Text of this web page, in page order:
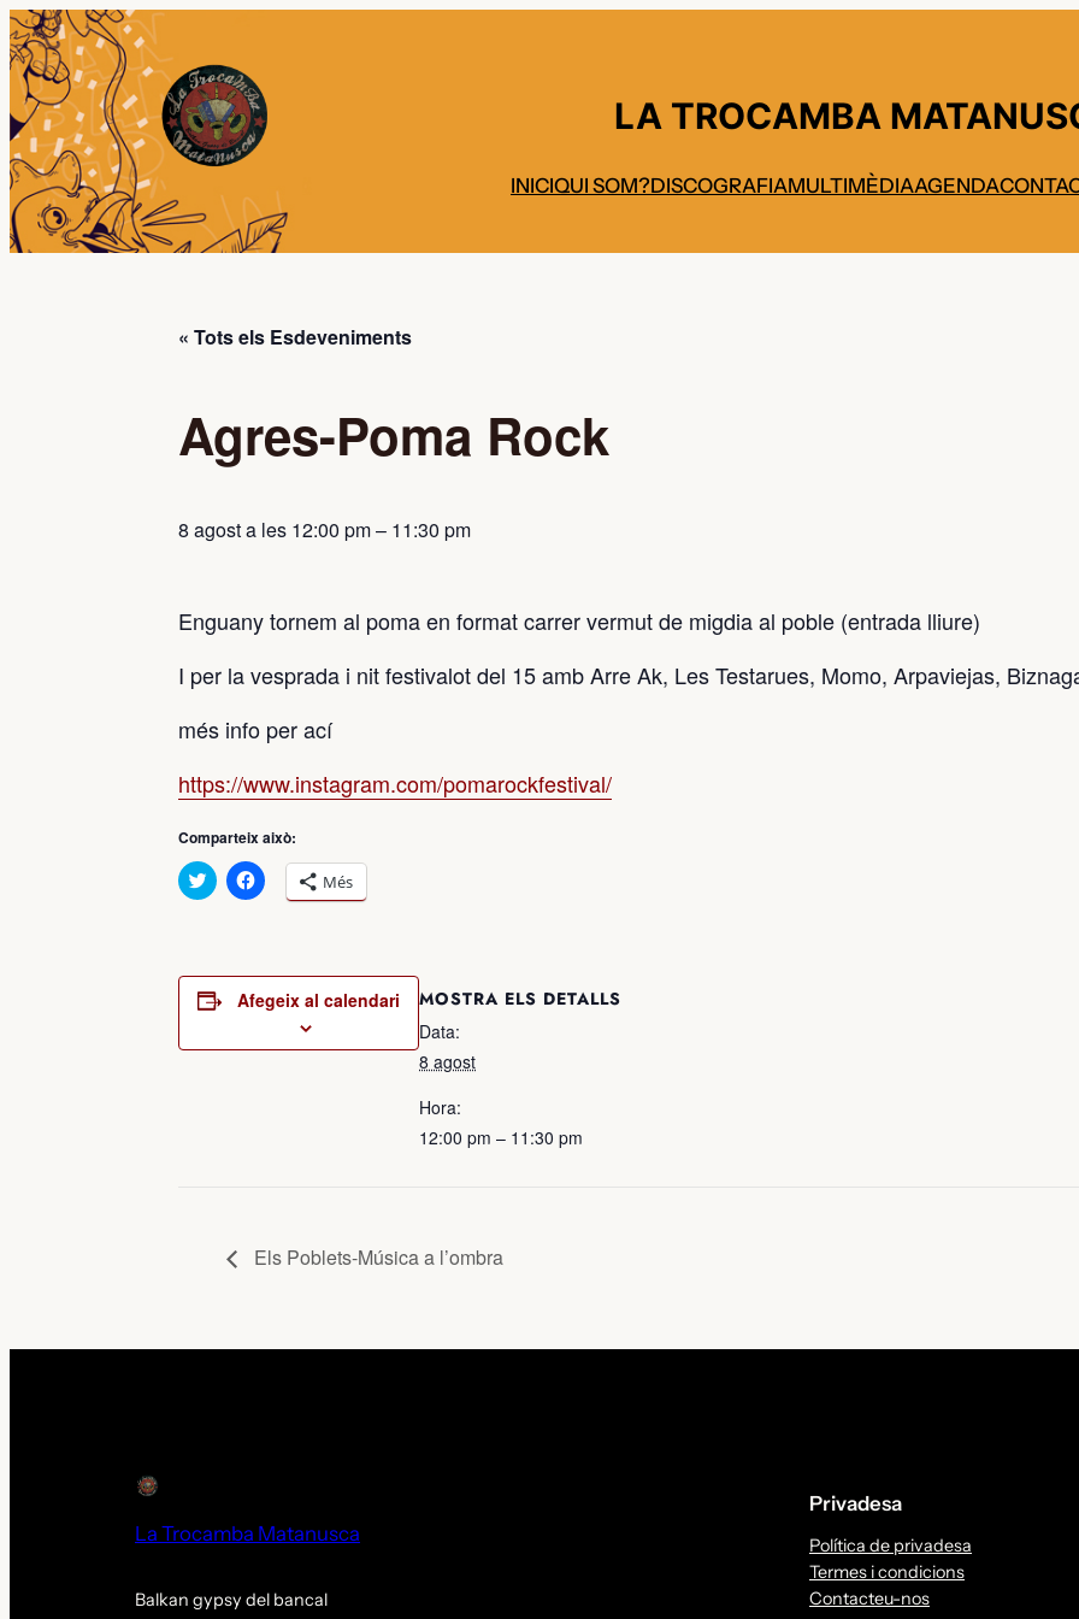
LA TROCAMBA
INICIQUI SOM?DISCOGRAFIAMULTIMÈDIAAGENDA
« Tots els Esdeveniments
Agres-Poma Rock
8 agost a les 12:00 pm– 11:30 pm
Enguany tornem al poma en format carrer vermut de migdia al poble (entrada lliure)
I per la vesprada i nit festivalot del 15 amb Arre Ak, Les Testarues, Momo, Arpaviejas,
més info per ací
https://www.instagram.com/pomarockfestival/
Comparteix això:
Feu
clic
(S’obre
en
una
nova
Feu
clic
(S’obre
una
nova
finestra)
Més
Afegeix al calendari
MOSTRA ELS DETALLS
Data:
8 agost
Hora:
12:00 pm – 11:30 pm
Els Poblets-Música a l’ombra
La Trocamba Matanusca
Balkan gypsy del bancal
Privadesa
Política de privadesa
Termes i condicions
Contacteu-nos